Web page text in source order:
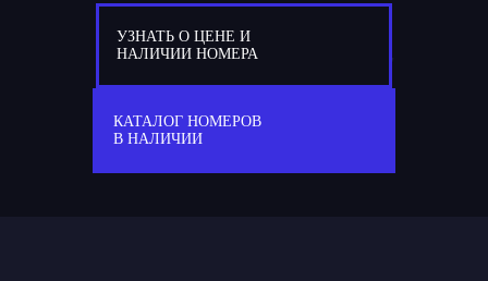
А 200 МР
УЗНАТЬ О ЦЕНЕ И
НАЛИЧИИ НОМЕРА
КАТАЛОГ НОМЕРОВ
В НАЛИЧИИ